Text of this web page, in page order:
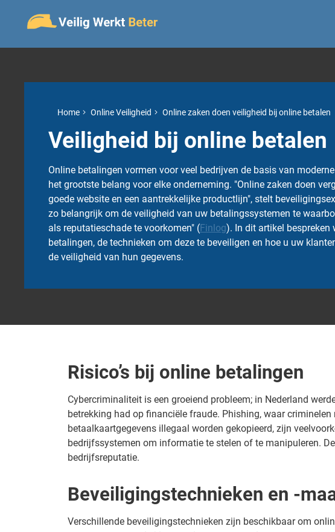
Home Online Veiligheid Online zaken doen veiligheid bij online betalen
Veiligheid bij online betalen
Online betalingen vormen voor veel bedrijven de basis van
het grootste belang voor elke onderneming. "Online zaken doen
goede website en een aantrekkelijke productlijn", stelt
zo belangrijk om de veiligheid van uw betalingssystemen te
als reputatieschade te voorkomen" (Finlog). In dit artikel bespreken
betalingen, de technieken om deze te beveiligen en hoe u uw
de veiligheid van hun gegevens.
Risico’s bij online betalingen
Cybercriminaliteit is een groeiend probleem; in Nederland
betrekking had op financiële fraude. Phishing, waar
betaalkaartgegevens illegaal worden gekopieerd, zijn
bedrijfssystemen om informatie te stelen of te manipuleren.
bedrijfsreputatie.
Beveiligingstechnieken en -
Verschillende beveiligingstechnieken zijn beschikbaar om